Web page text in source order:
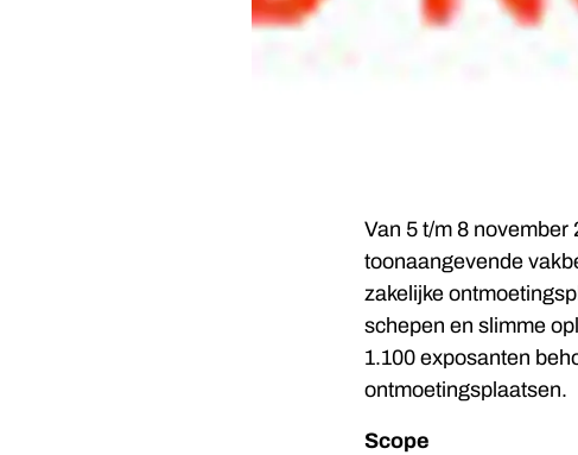
Van 5 t/m 8
toonaangevende
zakelijke
schepen en slimme
1.100 exposanten
ontmoetingsplaatsen.
Scope